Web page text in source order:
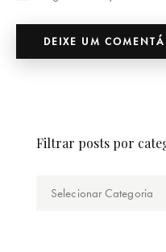
Filtrar posts por